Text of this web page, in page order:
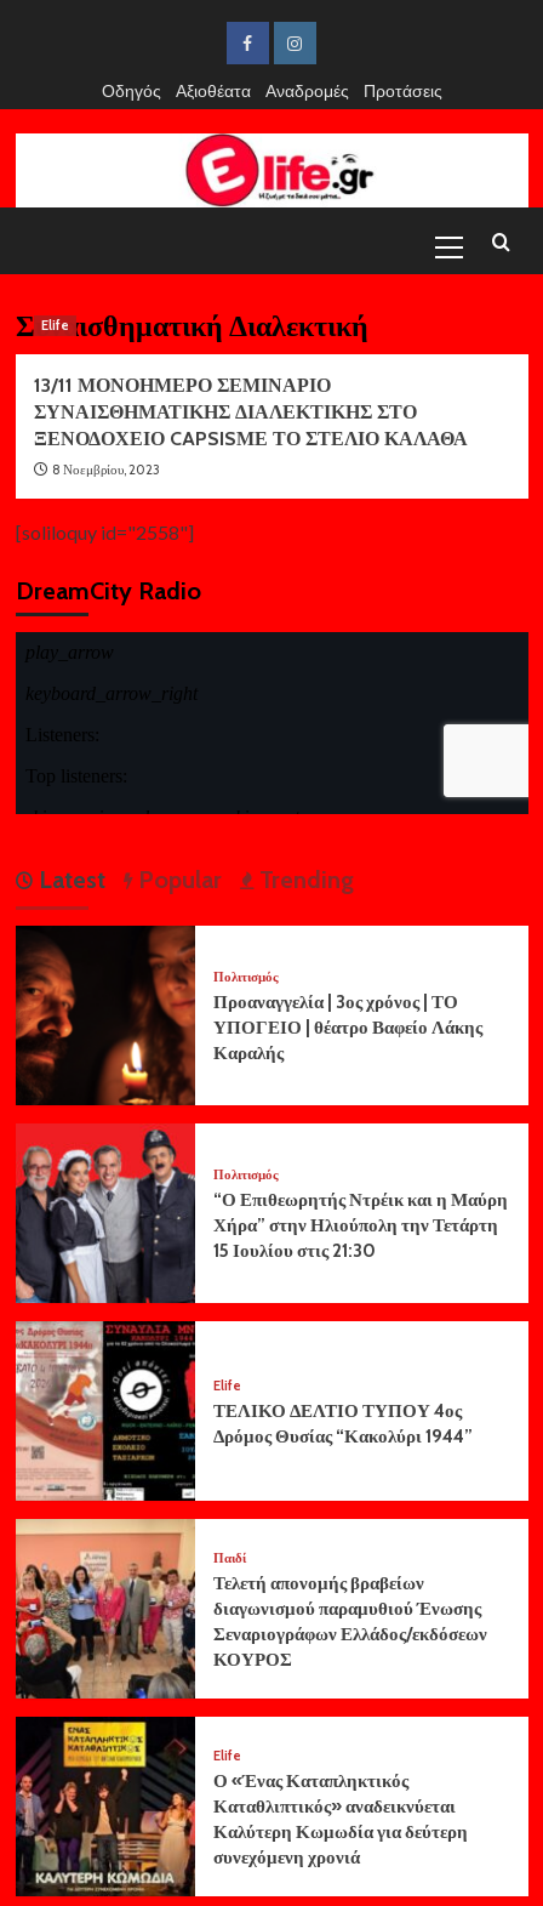
FacebookInstagram
Οδηγός
Αξιοθέατα Αναδρομές Προτάσεις
Menu
Συναισθηματική Διαλεκτική
Elife
13/11 ΜΟΝΟΗΜΕΡΟ ΣΕΜΙΝΑΡΙΟ
ΣΥΝΑΙΣΘΗΜΑΤΙΚΗΣ ΔΙΑΛΕΚΤΙΚΗΣ ΣΤΟ
ΞΕΝΟΔΟΧΕΙΟ CAPSISΜΕ ΤΟ ΣΤΕΛΙΟ ΚΑΛΑΘΑ
8 Νοεμβρίου, 2023
[soliloquy id="2558"]
DreamCity Radio
Latest Popular Trending
Πολιτισμός
Προαναγγελία | 3ος χρόνος | ΤΟ
ΥΠΟΓΕΙΟ | θέατρο Βαφείο Λάκης
Καραλής
Πολιτισμός
“Ο Επιθεωρητής Ντρέικ και η Μαύρη
Χήρα” στην Ηλιούπολη την Τετάρτη
15 Ιουλίου στις 21:30
Elife
ΤΕΛΙΚΟ ΔΕΛΤΙΟ ΤΥΠΟΥ 4ος
Δρόμος Θυσίας “Κακολύρι 1944”
Παιδί
Τελετή απονομής βραβείων
διαγωνισμού παραμυθιού Ένωσης
Σεναριογράφων Ελλάδος/εκδόσεων
ΚΟΥΡΟΣ
Elife
Ο «Ένας Καταπληκτικός
Καταθλιπτικός» αναδεικνύεται
Καλύτερη Κωμωδία για δεύτερη
συνεχόμενη χρονιά